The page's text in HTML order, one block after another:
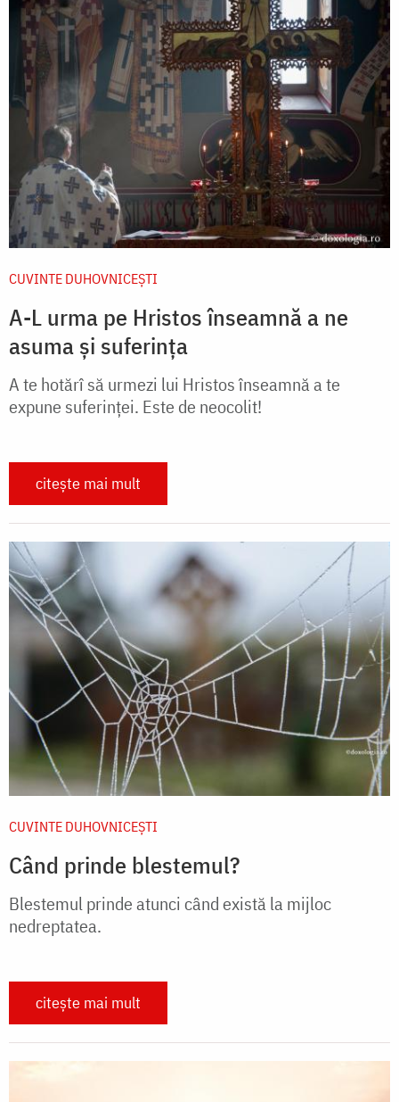
CUVINTE DUHOVNICEȘTI
A-L urma pe Hristos înseamnă a ne
asuma și suferința
A te hotărî să urmezi lui Hristos înseamnă a te
expune suferinței. Este de neocolit!
citește mai mult
CUVINTE DUHOVNICEȘTI
Când prinde blestemul?
Blestemul prinde atunci când există la mijloc
nedreptatea.
citește mai mult